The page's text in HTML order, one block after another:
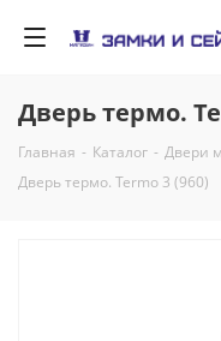
Дверь термо.
Главная - Каталог - Двери
Дверь термо. Termo 3 (960)